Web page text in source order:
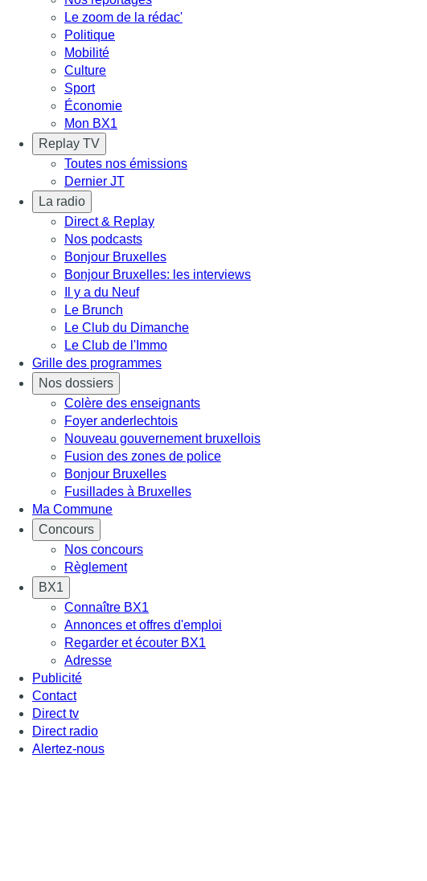
Le zoom de la rédac'
Politique
Mobilité
Culture
Sport
Économie
Mon BX1
Replay TV
Toutes nos émissions
Dernier JT
La radio
Direct & Replay
Nos podcasts
Bonjour Bruxelles
Bonjour Bruxelles: les interviews
Il y a du Neuf
Le Brunch
Le Club du Dimanche
Le Club de l'Immo
Grille des programmes
Nos dossiers
Colère des enseignants
Foyer anderlechtois
Nouveau gouvernement bruxellois
Fusion des zones de police
Bonjour Bruxelles
Fusillades à Bruxelles
Ma Commune
Concours
Nos concours
Règlement
BX1
Connaître BX1
Annonces et offres d'emploi
Regarder et écouter BX1
Adresse
Publicité
Contact
Direct tv
Direct radio
Alertez-nous